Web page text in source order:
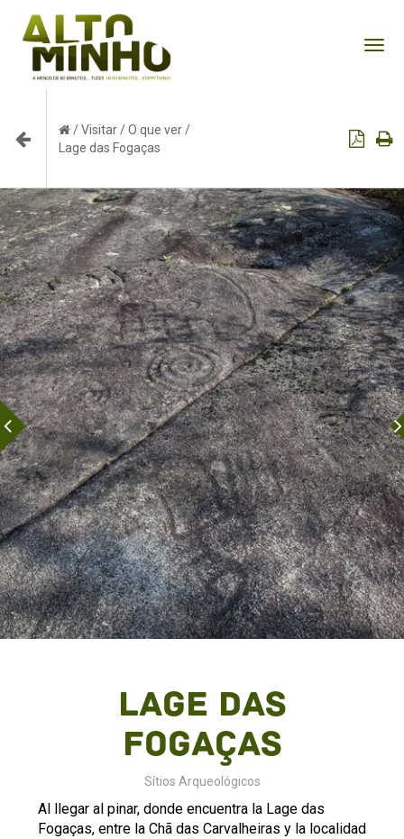
/Visitar/O que ver/
Lage das Fogaças
Lage das
Fogaças
Sítios Arqueológicos
Al llegar al pinar, donde encuentra la Lage das
Fogaças, entre la Chã das Carvalheiras y la localidad